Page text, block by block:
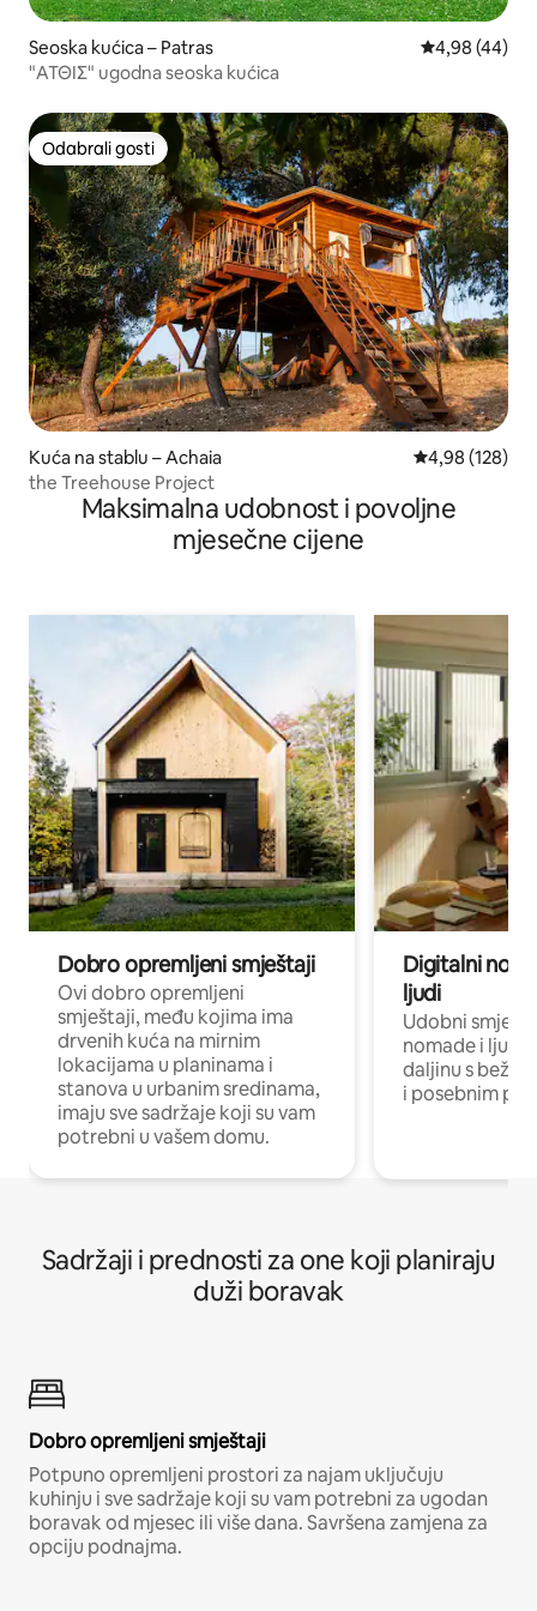
Seoska kućica – Patras Prosječna
4,98 (44)
"ΑΤΘΙΣ" ugodna seoska kućica
Odabrali gosti
Odabrali gosti
Kuća na stablu – Achaia Prosječna
4,98 (128)
the Treehouse Project
Maksimalna udobnost i povoljne
mjesečne cijene
Dobro opremljeni smještaji
Ovi dobro opremljeni
smještaji, među kojima ima
drvenih kuća na mirnim
lokacijama u planinama i
stanova u urbanim sredinama,
imaju sve sadržaje koji su vam
potrebni u vašem domu.
Digitalni
ljudi
Udobni
nomade i ljude
daljinu s
i posebnim
Sadržaji i prednosti za one koji planiraju
duži boravak
Dobro opremljeni smještaji
Potpuno opremljeni prostori za najam uključuju
kuhinju i sve sadržaje koji su vam potrebni za ugodan
boravak od mjesec ili više dana. Savršena zamjena za
opciju podnajma.